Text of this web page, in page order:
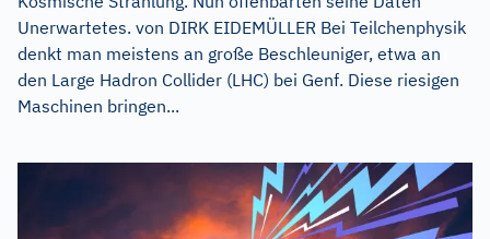
Unerwartetes. von DIRK EIDEMÜLLER Bei Teilchenphysik
denkt man meistens an große Beschleuniger, etwa an
den Large Hadron Collider (LHC) bei Genf. Diese riesigen
Maschinen bringen...